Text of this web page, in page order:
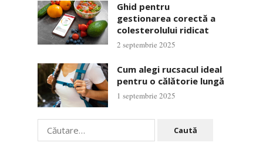
Ghid pentru
gestionarea corectă a
colesterolului ridicat
2 septembrie 2025
Cum alegi rucsacul ideal
pentru o călătorie lungă
1 septembrie 2025
Caută
după: